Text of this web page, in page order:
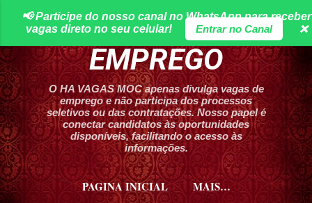
Pular para o conteúdo principal
HA VAGAS DE
EMPREGO
O HA VAGAS MOC apenas divulga vagas de
emprego e não participa dos processos
seletivos ou das contratações. Nosso papel é
conectar candidatos às oportunidades
disponíveis, facilitando o acesso às
informações.
📢 Participe do nosso canal no WhatsApp para receber
vagas direto no seu celular!
Entrar no Canal ❌
PAGINA INICIAL
MAIS…